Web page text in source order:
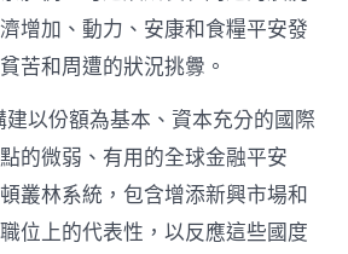
增加、動力、安康和食糧平安發
苦和周遭的狀況挑釁。
建以份額為基本、資本充分的國際
的微弱、有用的全球金融平安
叢林系統，包含增添新興市場和
位上的代表性，以反應這些國度